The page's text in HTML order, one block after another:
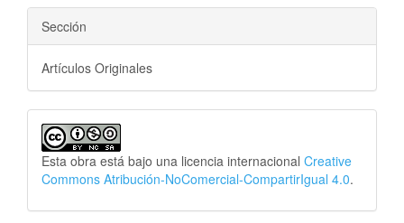
Sección
Artículos Originales
Esta obra está bajo una licencia internacional Creative
Commons Atribución-NoComercial-CompartirIgual 4.0.